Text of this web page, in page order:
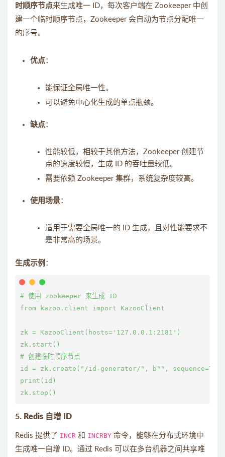
时顺序节点来生成唯一 ID，每次客户端在 Zookeeper 中创
建一个临时顺序节点，Zookeeper 会自动为节点分配唯一
的序号。
优点：
能保证全局唯一性。
可以避免中心化生成的单点瓶颈。
缺点：
性能较低，相较于其他方法，Zookeeper 创建节
点的速度较慢，生成 ID 的吞吐量较低。
需要依赖 Zookeeper 集群，系统复杂度较高。
使用场景：
适用于需要全局唯一的 ID 生成，且对性能要求不
是非常高的场景。
生成示例 ：
# 使用 zookeeper 来生成 ID
from kazoo.client import KazooClient
zk = KazooClient(hosts='127.0.0.1:2181')
zk.start()
# 创建临时顺序节点
id = zk.create("/id-generator/", b"",
print(id)
5. Redis 自增 ID
Redis 提供了 INCR 和 INCRBY 命令，能够在分布式环境中
生成唯一自增 ID。通过 Redis 可以在多台机器之间共享唯